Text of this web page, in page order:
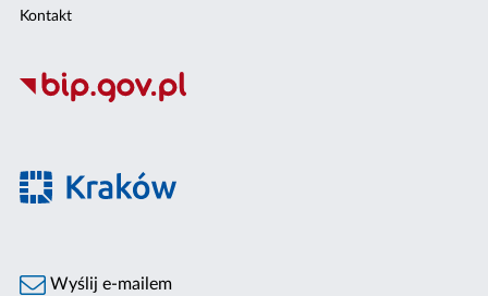
Kontakt
Wyślij e-mailem